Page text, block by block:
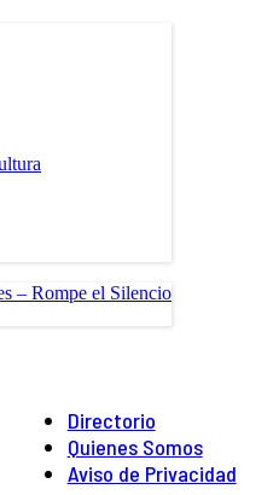
– Rompe el Silencio
Directorio
Quienes Somos
Aviso de Privacidad